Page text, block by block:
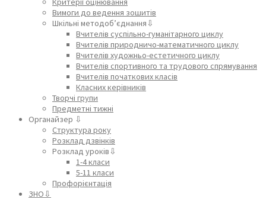
Вимоги до ведення зошитів
Шкільні методоб’єднання⇩
Вчителів суспільно-гуманітарного циклу
Вчителів природничо-математичного циклу
Вчителів художньо-естетичного циклу
Вчителів спортивного та трудового спрямування
Вчителів початкових класів
Класних керівників
Творчі групи
Предметні тижні
Органайзер ⇩
Структура року
Розклад дзвінків
Розклад уроків⇩
1-4 класи
5-11 класи
Профорієнтація
ЗНО⇩